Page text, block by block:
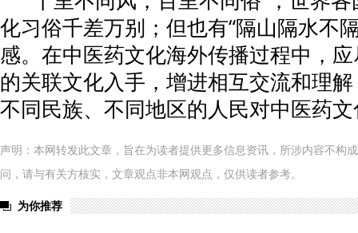
化习俗千差万别；但也有“隔山隔水不
感。在中医药文化海外传播过程中，
的关联文化入手，增进相互交流和理
不同民族、不同地区的人民对中医药
声明：本网转发此文章，旨在为读者提供更多信息资讯，所涉内容不构
问，请与有关方核实，文章观点非本网观点，仅供读者参考。
为你推荐